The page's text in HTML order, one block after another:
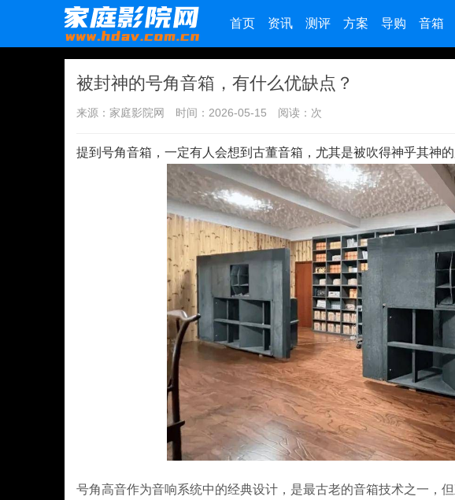
首页 资讯 测评 方案 导购 音箱
被封神的号角音箱，有什么优缺点？
来源：家庭影院网 时间：2026-05-15 阅读： 次
提到号角音箱，一定有人会想到古董音箱，尤其是被吹得神乎其神的
号角高音作为音响系统中的经典设计，是最古老的音箱技术之一，